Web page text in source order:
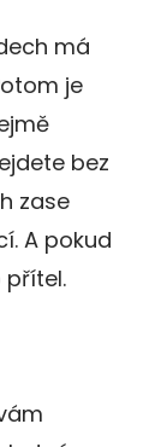
má
je
bez
zase
A pokud
přítel.